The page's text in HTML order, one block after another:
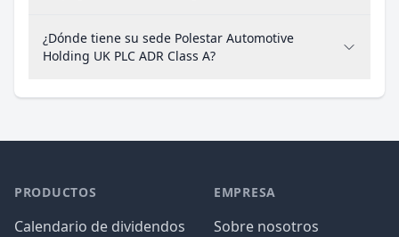
¿Dónde tiene su sede Polestar Automotive
Holding UK PLC ADR Class A?
PRODUCTOS
Calendario de dividendos
EMPRESA
Sobre nosotros